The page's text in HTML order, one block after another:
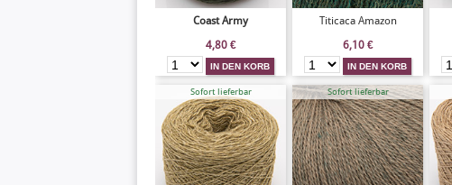
Coast Army
4,80 €
Titicaca Amazon
6,10 €
Sofort lieferbar Sofort lieferbar